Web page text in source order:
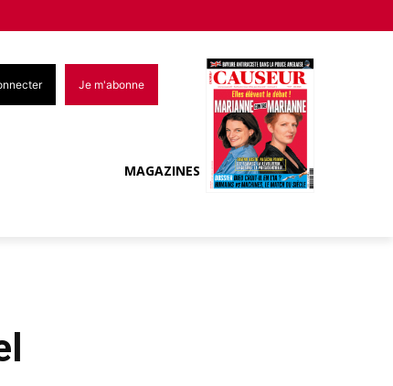
Je m'abonne
MAGAZINES